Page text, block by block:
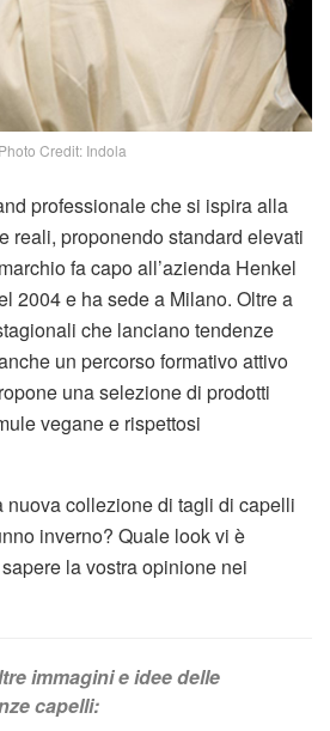
Photo Credit: Indola
professionale che si ispira alla
reali, proponendo standard elevati
fa capo all’azienda Henkel
2004 e ha sede a Milano. Oltre a
che lanciano tendenze
un percorso formativo attivo
una selezione di prodotti
vegane e rispettosi
nuova collezione di tagli di capelli
inverno? Quale look vi è
la vostra opinione nei
immagini e idee delle
capelli: